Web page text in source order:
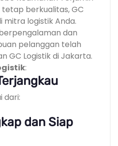
berkualitas, GC
mitra logistik Anda.
dan
pelanggan telah
GC Logistik di Jakarta.
:
dari:
dan Siap